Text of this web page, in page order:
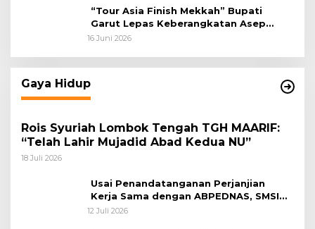
“Tour Asia Finish Mekkah” Bupati
Garut Lepas Keberangkatan Asep
Akung
16 Juni 2026
Gaya Hidup
Rois Syuriah Lombok Tengah TGH MAARIF:
“Telah Lahir Mujadid Abad Kedua NU”
18 Juli 2026
Usai Penandatanganan Perjanjian
Kerja Sama dengan ABPEDNAS, SMSI
Bergerak Bentuk Pokja News Room
12 Juli 2026